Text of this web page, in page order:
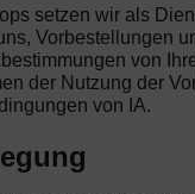
setzen wir als
Vorbestellungen
von
der Nutzung der
von IA.